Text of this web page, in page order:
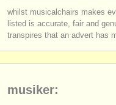
nachrichten in der
verlage:
anzeige
whilst musicalchairs makes
listed is accurate, fair and
transpires that an advert has
musiker: